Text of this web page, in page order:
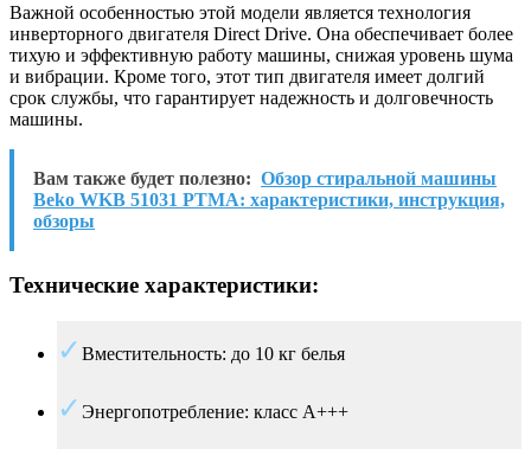
Важной особенностью этой модели является технология
инверторного двигателя Direct Drive. Она обеспечивает более
тихую и эффективную работу машины, снижая уровень шума
и вибрации. Кроме того, этот тип двигателя имеет долгий
срок службы, что гарантирует надежность и долговечность
машины.
Вам также будет полезно: Обзор стиральной машины
Beko WKB 51031 PTMA: характеристики, инструкция,
обзоры
Технические характеристики:
Вместительность: до 10 кг белья
Энергопотребление: класс A+++